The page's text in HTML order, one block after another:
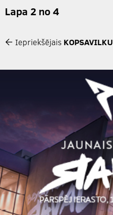
Lapa 2 no 4
Iepriekšējais